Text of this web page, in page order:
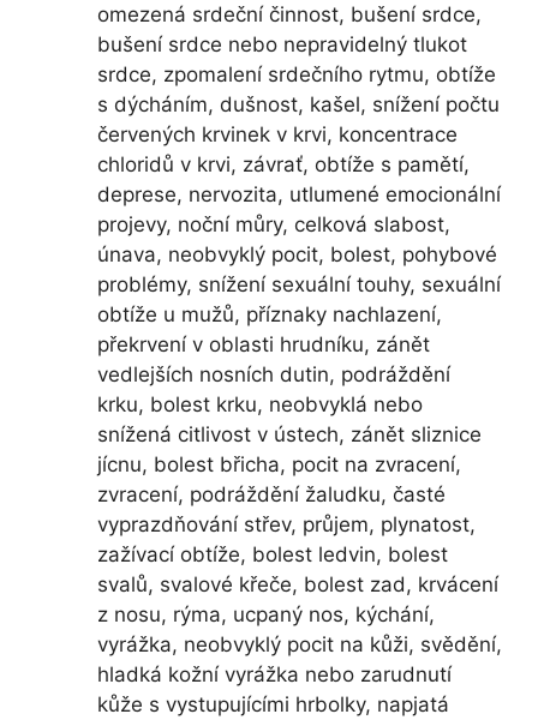
omezená srdeční činnost, bušení srdce,
bušení srdce nebo nepravidelný tlukot
srdce, zpomalení srdečního rytmu, obtíže
s dýcháním, dušnost, kašel, snížení počtu
červených krvinek v krvi, koncentrace
chloridů v krvi, závrať, obtíže s pamětí,
deprese, nervozita, utlumené emocionální
projevy, noční můry, celková slabost,
únava, neobvyklý pocit, bolest, pohybové
problémy, snížení sexuální touhy, sexuální
obtíže u mužů, příznaky nachlazení,
překrvení v oblasti hrudníku, zánět
vedlejších nosních dutin, podráždění
krku, bolest krku, neobvyklá nebo
snížená citlivost v ústech, zánět sliznice
jícnu, bolest břicha, pocit na zvracení,
zvracení, podráždění žaludku, časté
vyprazdňování střev, průjem, plynatost,
zažívací obtíže, bolest ledvin, bolest
svalů, svalové křeče, bolest zad, krvácení
z nosu, rýma, ucpaný nos, kýchání,
vyrážka, neobvyklý pocit na kůži, svědění,
hladká kožní vyrážka nebo zarudnutí
kůže s vystupujícími hrbolky, napjatá